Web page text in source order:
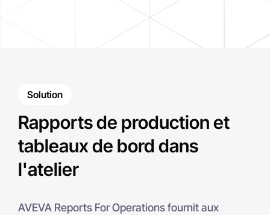
Solution
Rapports de production et
tableaux de bord dans
l'atelier
AVEVA Reports For Operations fournit aux